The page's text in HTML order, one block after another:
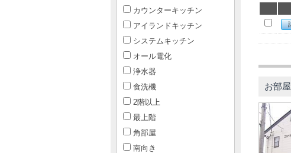
お部
カウンターキッチン
アイランドキッチン
システムキッチン
オール電化
浄水器
食洗機
2階以上
最上階
角部屋
南向き